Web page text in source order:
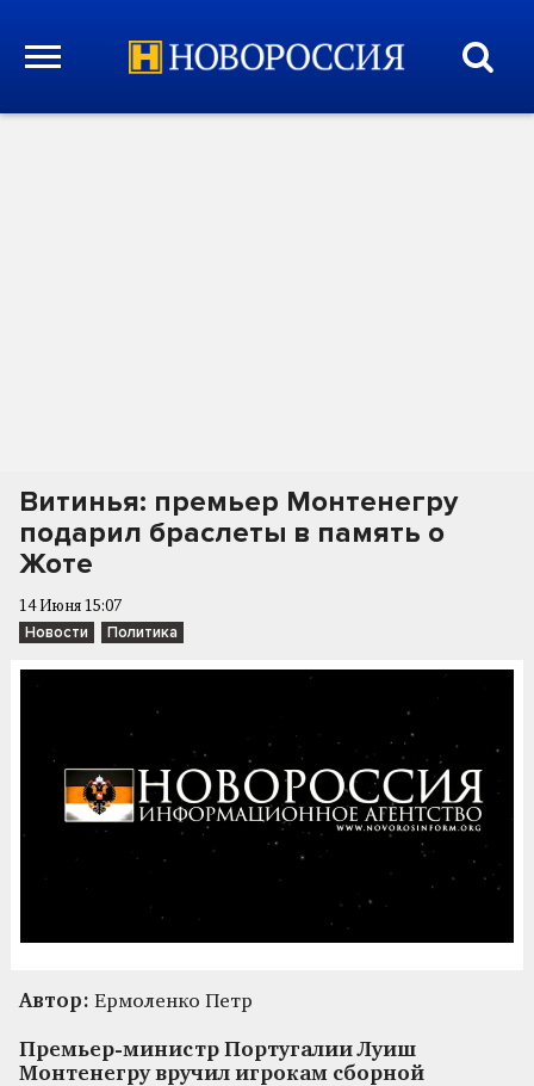
Витинья: премьер Монтенегру
подарил браслеты в память о
Жоте
14 Июня 15:07
Новости Политика
Автор: Ермоленко Петр
Премьер-министр Португалии Луиш
Монтенегру вручил игрокам сборной